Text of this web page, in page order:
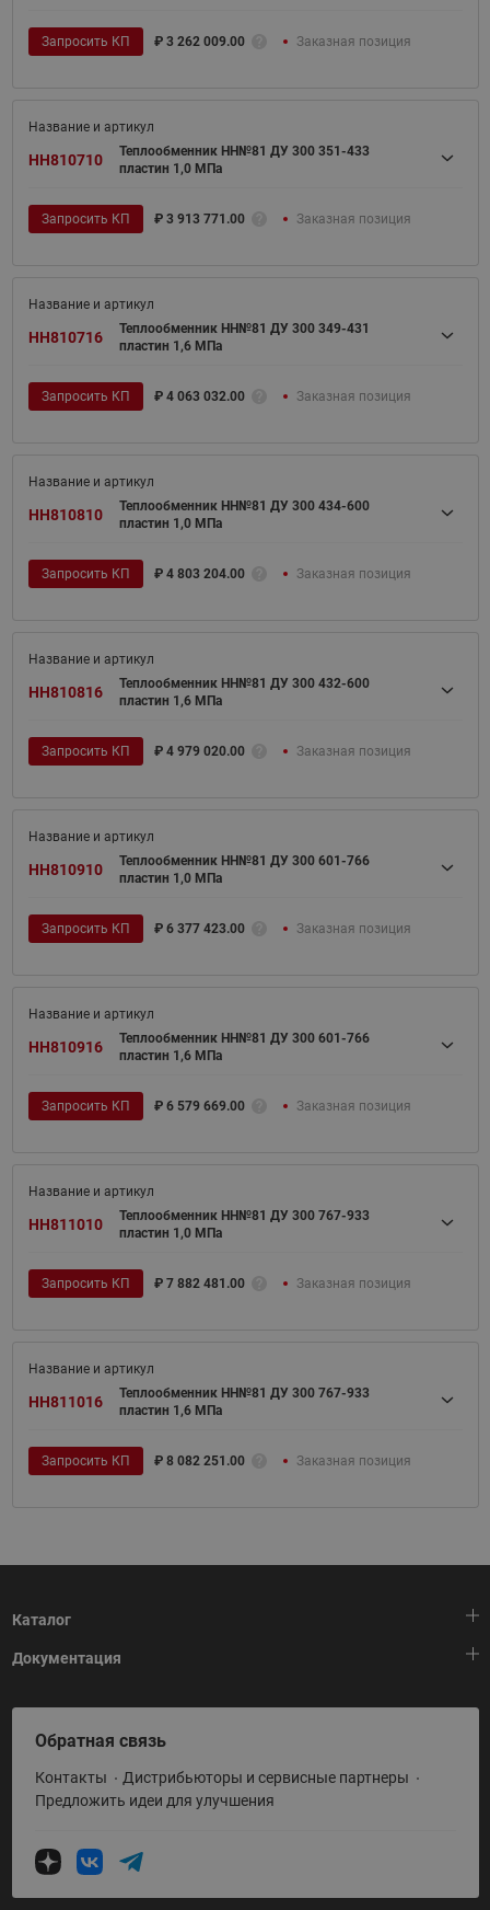
Запросить КП ₽ 3 262 009.00 Заказная позиция
HH810710
Теплообменник НН№81 ДУ 300 351-433
пластин 1,0 МПа
Запросить КП ₽ 3 913 771.00 Заказная позиция
HH810716
Теплообменник НН№81 ДУ 300 349-431
пластин 1,6 МПа
Запросить КП ₽ 4 063 032.00 Заказная позиция
HH810810
Теплообменник НН№81 ДУ 300 434-600
пластин 1,0 МПа
Запросить КП ₽ 4 803 204.00 Заказная позиция
HH810816
Теплообменник НН№81 ДУ 300 432-600
пластин 1,6 МПа
Запросить КП ₽ 4 979 020.00 Заказная позиция
HH810910
Теплообменник НН№81 ДУ 300 601-766
пластин 1,0 МПа
Запросить КП ₽ 6 377 423.00 Заказная позиция
HH810916
Теплообменник НН№81 ДУ 300 601-766
пластин 1,6 МПа
Запросить КП ₽ 6 579 669.00 Заказная позиция
HH811010
Теплообменник НН№81 ДУ 300 767-933
пластин 1,0 МПа
Запросить КП ₽ 7 882 481.00 Заказная позиция
HH811016
Теплообменник НН№81 ДУ 300 767-933
пластин 1,6 МПа
Запросить КП ₽ 8 082 251.00 Заказная позиция
Каталог
Тепловая автоматика
Холодильная техника
Приводная техника
Промышленная автоматика
Теплообменное оборудование
Насосное оборудование
Документация
HeatPlatform (Тепловая платформа)
Полезные программы и инструменты
Условия поставки
Обратная связь
Контакты
Дистрибьюторы и сервисные партнеры
Предложить идеи для улучшения